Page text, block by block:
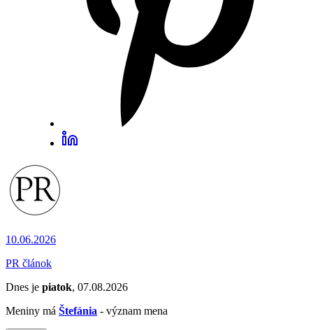
10.06.2026
PR článok
Dnes je piatok, 07.08.2026
Meniny má Štefánia - význam mena